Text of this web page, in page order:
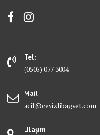
Tel:
(0505) 077 3004
Mail
acil@cevizlibagvet.com
Ulaşım